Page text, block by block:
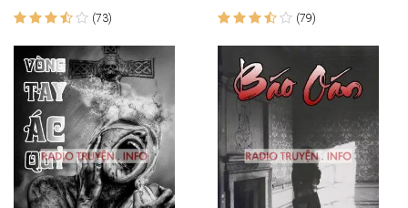
(73) (79)